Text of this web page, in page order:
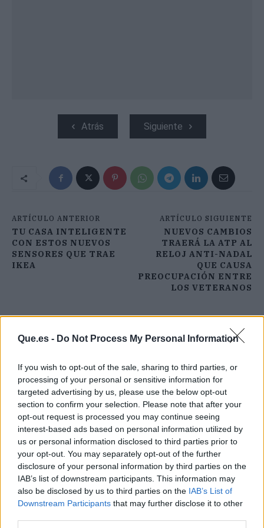
Que.es - Do Not Process My Personal Information
If you wish to opt-out of the sale, sharing to third parties, or
processing of your personal or sensitive information for
targeted advertising by us, please use the below opt-out
section to confirm your selection. Please note that after your
opt-out request is processed you may continue seeing
interest-based ads based on personal information utilized by
us or personal information disclosed to third parties prior to
your opt-out. You may separately opt-out of the further
disclosure of your personal information by third parties on the
IAB’s list of downstream participants. This information may
also be disclosed by us to third parties on the IAB’s List of
Downstream Participants that may further disclose it to other
Atrás Siguiente
ARTÍCULO ANTERIOR
TU CASA INTELIGENTE
CON ESTOS NUEVOS
SENSORES QUE TRAE
IKEA
ARTÍCULO SIGUIENTE
NUEVOS CAMBIOS
TRAERÁ LA ATP AL
RELOJ ANTI-NADAL
QUE CAUSA
PREOCUPACIÓN ENTRE
LOS VETERANOS
Publicidad